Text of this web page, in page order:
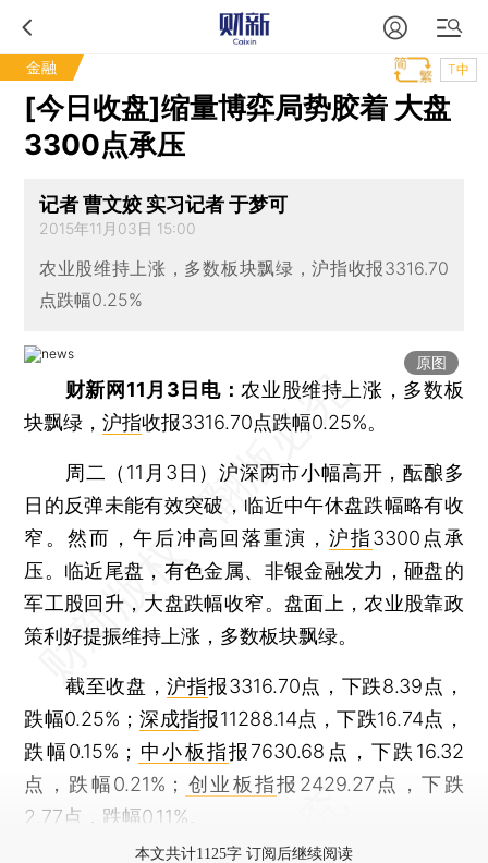
金融 T中
[今日收盘]缩量博弈局势胶着 大盘
3300点承压
记者 曹文姣 实习记者 于梦可
2015年11月03日 15:00
农业股维持上涨，多数板块飘绿，沪指收报3316.70
点跌幅0.25%
原图
财新网11月3日电：农业股维持上涨，多数板
块飘绿，沪指收报3316.70点跌幅0.25%。
周二（11月3日）沪深两市小幅高开，酝酿多
日的反弹未能有效突破，临近中午休盘跌幅略有收
窄。然而，午后冲高回落重演， 沪指3300点承
压。临近尾盘，有色金属、非银金融发力，砸盘的
军工股回升，大盘跌幅收窄。盘面上，农业股靠政
策利好提振维持上涨，多数板块飘绿。
截至收盘，沪指报3316.70点，下跌8.39点，
跌幅0.25%； 深成指报11288.14点，下跌16.74点，
跌幅0.15%； 中小板指报7630.68点，下跌16.32
点，跌幅0.21%； 创业板指报2429.27点，下跌
2.77点，跌幅0.11%。
本文共计1125字 订阅后继续阅读